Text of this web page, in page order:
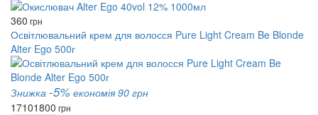
360 грн
Освітлювальний крем для волосся Pure Light Cream Be Blonde
Alter Ego 500г
Знижка -5% економія 90 грн
17101800 грн